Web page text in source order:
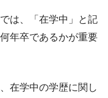
は、「在学中」と記
年卒であるかが重要
在学中の学歴に関し